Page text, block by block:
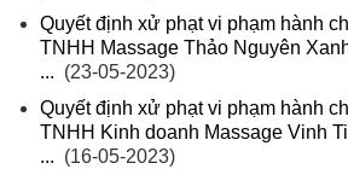
Quyết định xử phạt vi phạm hành
TNHH Massage Thảo Nguyên
... (23-05-2023)
Quyết định xử phạt vi phạm hành
TNHH Kinh doanh Massage Vinh
... (16-05-2023)